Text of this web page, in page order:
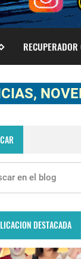
RECUPERADOR
DESTACADA